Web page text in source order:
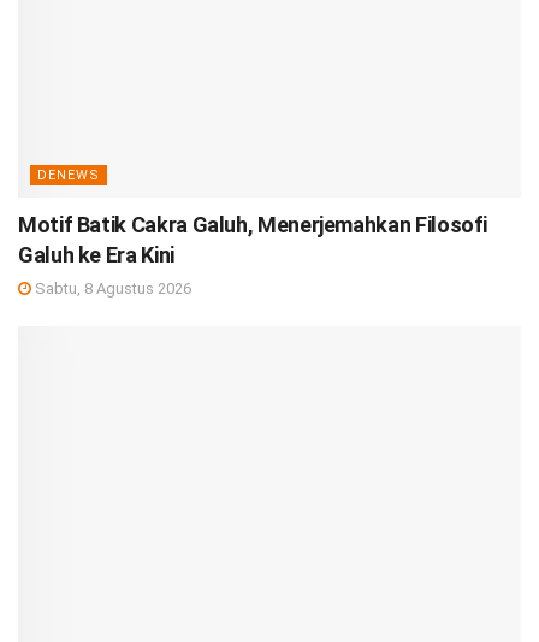
DENEWS
Motif Batik Cakra Galuh, Menerjemahkan Filosofi
Galuh ke Era Kini
Sabtu, 8 Agustus 2026